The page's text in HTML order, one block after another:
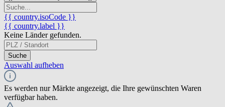
{{ country.isoCode }}
{{ country.label }}
Keine Länder gefunden.
Suche
Auswahl aufheben
Es werden nur Märkte angezeigt, die Ihre gewünschten Waren
verfügbar haben.